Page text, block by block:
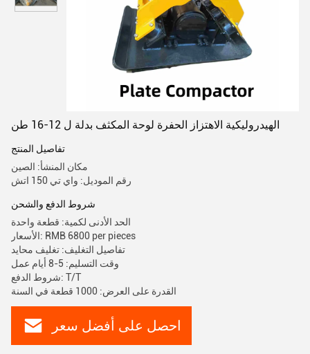
الهيدروليكية الاهتزاز الحفرة لوحة المكثف بدلة ل 12-16 طن
تفاصيل المنتج
مكان المنشأ: الصين
رقم الموديل: واي تي 150 اتش
شروط الدفع والشحن
الحد الأدنى لكمية: قطعة واحدة
الأسعار: RMB 6800 per pieces
تفاصيل التغليف: تغليف محايد
وقت التسليم: 5-8 أيام عمل
شروط الدفع: T/T
القدرة على العرض: 1000 قطعة في السنة
احصل على أفضل سعر